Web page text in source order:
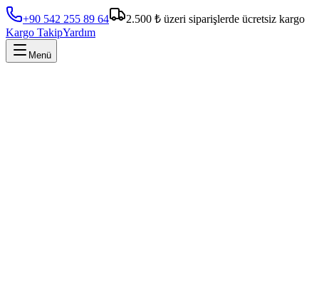
+90 542 255 89 64
2.500 ₺ üzeri siparişlerde ücretsiz kargo
Kargo TakipYardım
Menü